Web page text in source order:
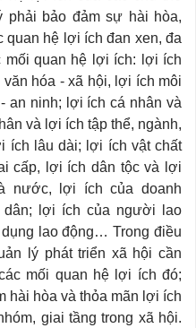
phải bảo đảm sự hài hòa,
quan hệ lợi ích đan xen, đa
mối quan hệ lợi ích: lợi ích
hóa - xã hội, lợi ích môi
an ninh; lợi ích cá nhân và
và lợi ích tập thể, ngành,
ích lâu dài; lợi ích vật chất
cấp, lợi ích dân tộc và lợi
nước, lợi ích của doanh
dân; lợi ích của người lao
lao động… Trong điều
lý phát triển xã hội cần
mối quan hệ lợi ích đó;
hài hòa và thỏa mãn lợi ích
giai tầng trong xã hội.